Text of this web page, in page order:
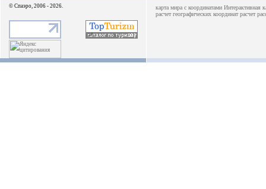
© Спаэро, 2006 - 2026. карта мира с координатами Интерактивная
расчет географических координат расчет